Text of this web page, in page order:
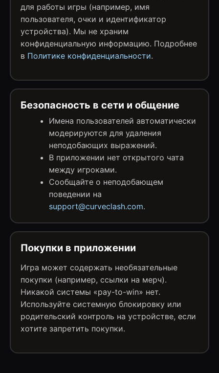
для работы игры (например, имя
пользователя, очки и идентификатор
устройства). Мы не храним
конфиденциальную информацию. Подробнее
в Политике конфиденциальности.
Безопасность в сети и общение
Имена пользователей автоматически
модерируются для удаления
неподобающих выражений.
В приложении нет открытого чата
между игроками.
Сообщайте о неподобающем
поведении на
support@curveclash.com.
Покупки в приложении
Игра может содержать необязательные
покупки (например, ссылки на мерч).
Никакой системы «pay-to-win» нет.
Используйте системную блокировку или
родительский контроль на устройстве, если
хотите запретить покупки.